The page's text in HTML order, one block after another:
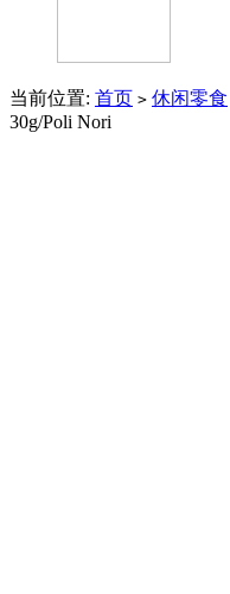
当前位置: 首页 > 休闲零食
30g/Poli Nori